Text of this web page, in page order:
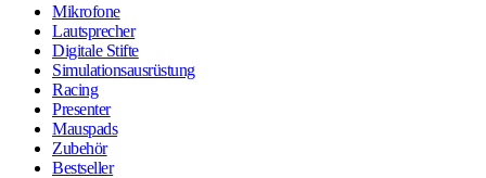
Mikrofone
Lautsprecher
Digitale Stifte
Simulationsausrüstung
Racing
Presenter
Mauspads
Zubehör
Bestseller